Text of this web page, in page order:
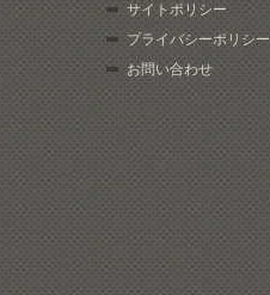
サイトポリシー
プライバシーポリシー
お問い合わせ